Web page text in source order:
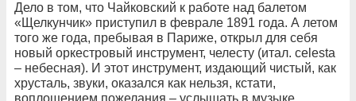
Дело в том, что Чайковский к работе над балетом
«Щелкунчик» приступил в феврале 1891 года. А летом
того же года, пребывая в Париже, открыл для себя
новый оркестровый инструмент, челесту (итал. celesta
– небесная). И этот инструмент, издающий чистый, как
хрусталь, звуки, оказался как нельзя, кстати,